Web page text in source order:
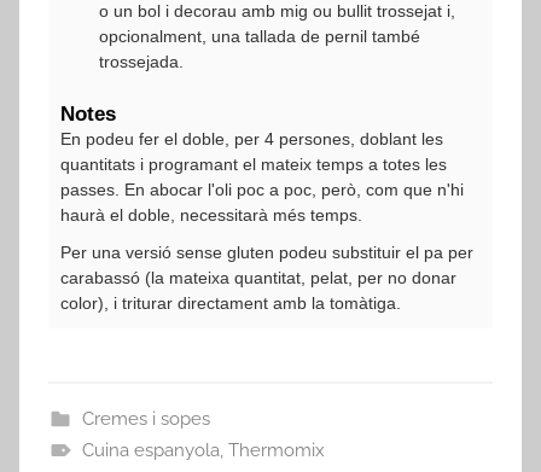
o un bol i decorau amb mig ou bullit trossejat i,
opcionalment, una tallada de pernil també
trossejada.
Notes
En podeu fer el doble, per 4 persones, doblant les
quantitats i programant el mateix temps a totes les
passes. En abocar l'oli poc a poc, però, com que n'hi
haurà el doble, necessitarà més temps.
Per una versió sense gluten podeu substituir el pa per
carabassó (la mateixa quantitat, pelat, per no donar
color), i triturar directament amb la tomàtiga.
Cremes i sopes
Cuina espanyola, Thermomix